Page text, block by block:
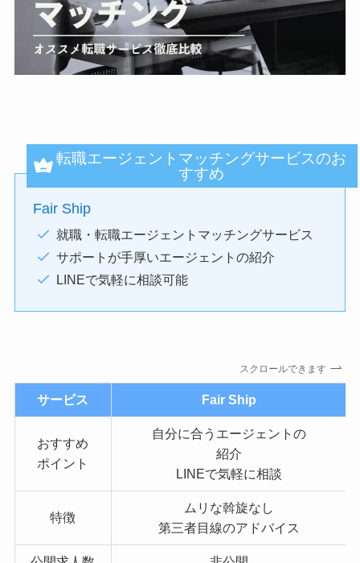
転職エージェントマッチングサービスのお
すすめ
Fair Ship
就職・転職エージェントマッチングサービス
サポートが手厚いエージェントの紹介
LINEで気軽に相談可能
スクロールできます
サービス Fair Ship
おすすめ
ポイント
自分に合うエージェントの
紹介
LINEで気軽に相談
特徴
ムリな斡旋なし
第三者目線のアドバイス